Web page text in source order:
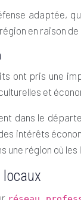
adaptée,
en raison
ont pris une
et
dans le
intérêts
région où